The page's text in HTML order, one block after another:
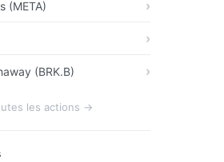
(META)
(BRK.B)
les actions →